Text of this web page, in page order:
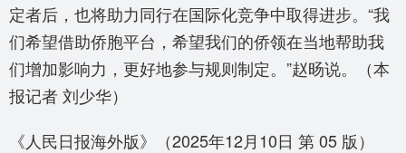
定者后，也将助力同行在国际化竞争中取得进步。“我
们希望借助侨胞平台，希望我们的侨领在当地帮助我
们增加影响力，更好地参与规则制定。”赵旸说。（本
报记者 刘少华）
《人民日报海外版》（2025年12月10日 第 05 版）